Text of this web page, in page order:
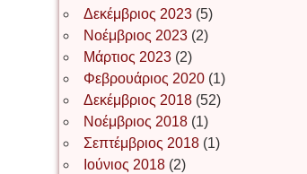
ΝΙΚΟΣ ΓΑΤΟΣ
Νίκος Λυγερός
Δεκέμβριος 2023 (5)
Νοέμβριος 2023 (2)
Μάρτιος 2023 (2)
Φεβρουάριος 2020 (1)
Δεκέμβριος 2018 (52)
Νοέμβριος 2018 (1)
Σεπτέμβριος 2018 (1)
Ιούνιος 2018 (2)